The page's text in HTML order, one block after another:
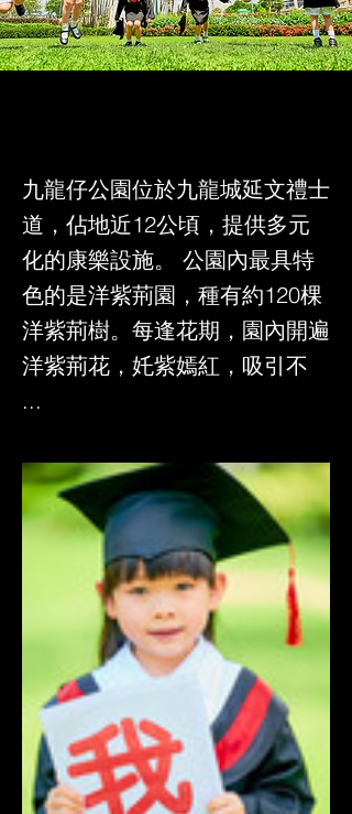
九龍仔公園位於九龍城延文禮士
道，佔地近12公頃，提供多元
化的康樂設施。 公園內最具特
色的是洋紫荊園，種有約120棵
洋紫荊樹。每逢花期，園內開遍
洋紫荊花，奼紫嫣紅，吸引不
...